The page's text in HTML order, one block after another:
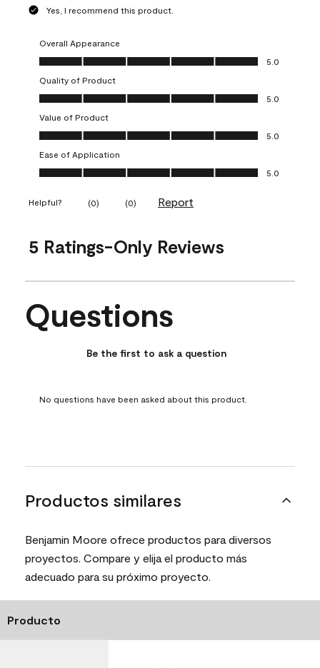
Yes, I recommend this product.
Overall Appearance
Overall Appearance, 5.0 out of 5
5.0
Quality of Product
Quality of Product, 5.0 out of 5
5.0
Value of Product
Value of Product, 5.0 out of 5
5.0
Ease of Application
Ease of Application, 5.0 out of 5
5.0
Helpful? (0) (0) Report
5 Ratings-Only Reviews
No questions have been asked about this product.
Questions
Be the first to ask a question
No questions have been asked about this product.
Productos similares
Benjamin Moore ofrece productos para diversos
proyectos. Compare y elija el producto más
adecuado para su próximo proyecto.
Producto